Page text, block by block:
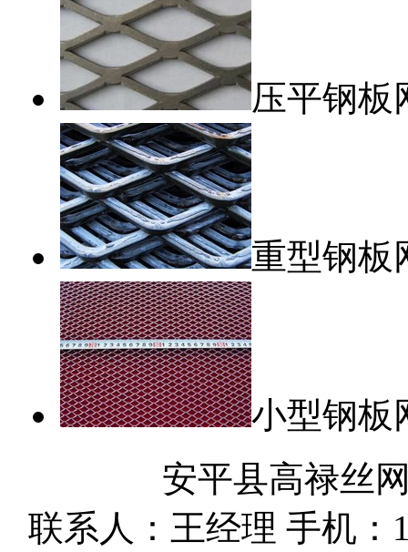
压平钢板
重型钢板
小型钢板
安平县高禄丝
联系人：王经理 手机：